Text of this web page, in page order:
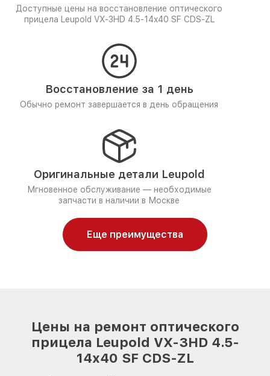
Доступные цены на восстановление оптического
прицела Leupold VX-3HD 4.5-14x40 SF CDS-ZL
Восстановление за 1 день
Обычно ремонт завершается в день обращения
Оригинальные детали Leupold
Мгновенное обслуживание — необходимые
запчасти в наличии в Москве
Еще преимущества
Цены на ремонт оптического
прицела Leupold VX-3HD 4.5-
14x40 SF CDS-ZL